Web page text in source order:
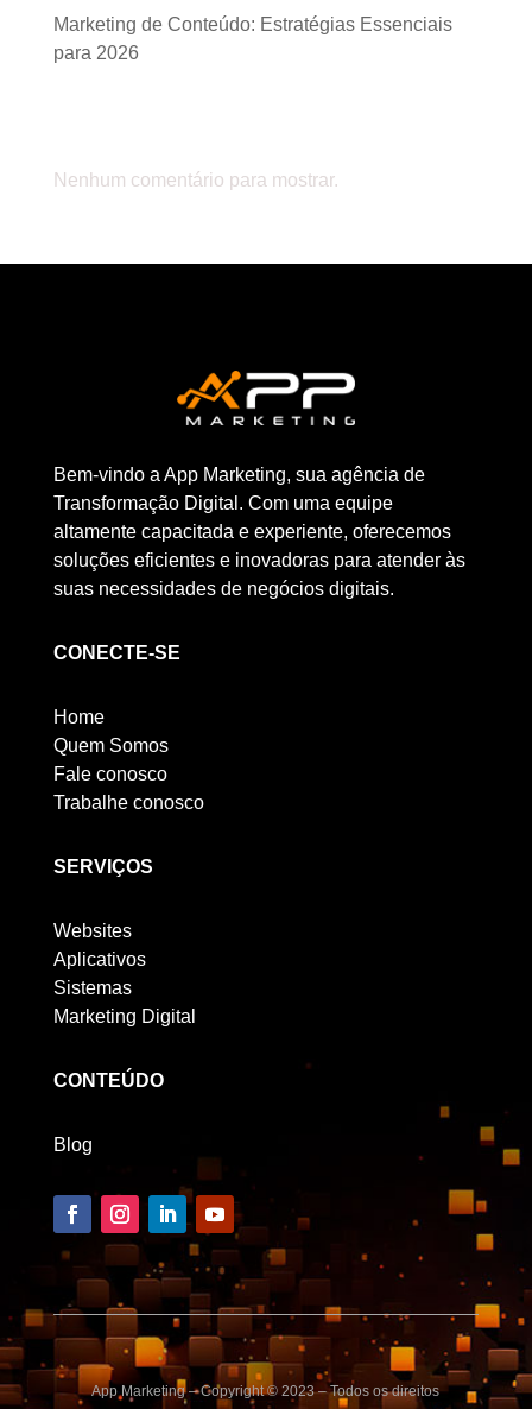
Marketing de Conteúdo: Estratégias Essenciais
para 2026
Nenhum comentário para mostrar.
Bem-vindo a App Marketing, sua agência de
Transformação Digital. Com uma equipe
altamente capacitada e experiente, oferecemos
soluções eficientes e inovadoras para atender às
suas necessidades de negócios digitais.
CONECTE-SE
Home
Quem Somos
Fale conosco
Trabalhe conosco
SERVIÇOS
Websites
Aplicativos
Sistemas
Marketing Digital
CONTEÚDO
Blog
App Marketing – Copyright © 2023 – Todos os direitos